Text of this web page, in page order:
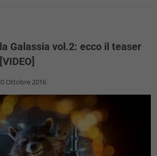
Galassia vol.2: ecco il teaser
Ottobre 2016